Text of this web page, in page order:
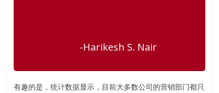
-Harikesh S. Nair
有趣的是，统计数据显示，目前大多数公司的营销部门都只